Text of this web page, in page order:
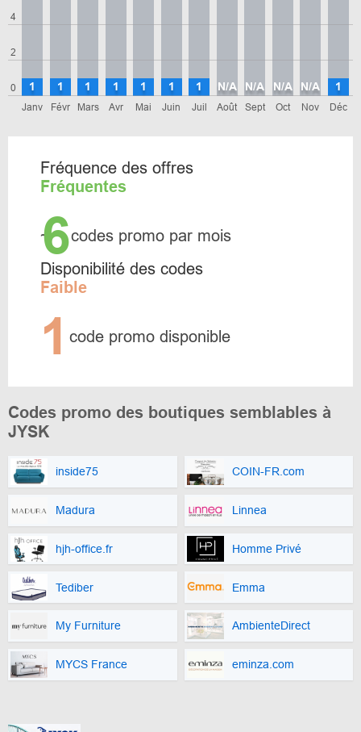
0
2
4
Janv
1
Févr
1
Mars
1
Avr
1
Mai
1
Juin
1
Juil
1
Août
N/A
Sept
N/A
Oct
N/A
Nov
N/A
Déc
1
Fréquence des offres
Fréquentes
~6codes promo par mois
Disponibilité des codes
Faible
1 code promo disponible
Codes promo des boutiques semblables à
JYSK
inside75 COIN-FR.com
Madura Linnea
hjh-office.fr Homme Privé
Tediber Emma
My Furniture AmbienteDirect
MYCS France eminza.com